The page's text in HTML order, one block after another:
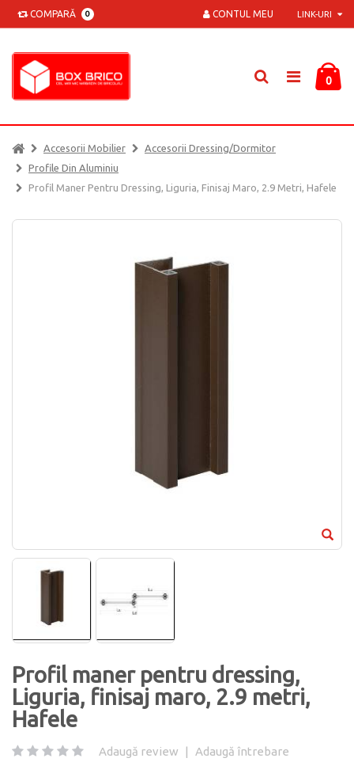
COMPARĂ 0 LINK-URI
CONTUL MEU
0
Accesorii Mobilier
Accesorii Dressing/dormitor
Profile Din Aluminiu
Profil Maner Pentru Dressing, Liguria, Finisaj Maro, 2.9 Metri, Hafele
Profil maner pentru dressing,
Liguria, finisaj maro, 2.9 metri,
Hafele
Adaugă review | Adaugă întrebare